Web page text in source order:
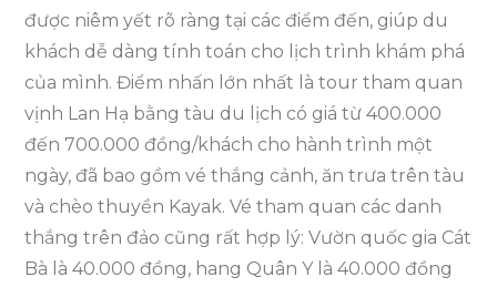
được niêm yết rõ ràng tại các điểm đến, giúp du
khách dễ dàng tính toán cho lịch trình khám phá
của mình. Điểm nhấn lớn nhất là tour tham quan
vịnh Lan Hạ bằng tàu du lịch có giá từ 400.000
đến 700.000 đồng/khách cho hành trình một
ngày, đã bao gồm vé thắng cảnh, ăn trưa trên tàu
và chèo thuyền Kayak. Vé tham quan các danh
thắng trên đảo cũng rất hợp lý: Vườn quốc gia Cát
Bà là 40.000 đồng, hang Quân Y là 40.000 đồng